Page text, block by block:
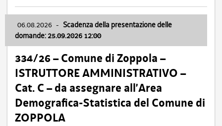
06.08.2026 - Scadenza della presentazione delle
domande: 25.09.2026 12:00
334/26 – Comune di Zoppola –
ISTRUTTORE AMMINISTRATIVO –
Cat. C – da assegnare all’Area
Demografica-Statistica del Comune di
ZOPPOLA